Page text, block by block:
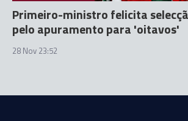
Primeiro-ministro felicita
pelo apuramento para 'oitavos'
28 Nov 23:52